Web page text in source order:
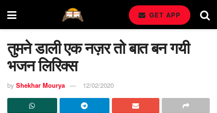
GET APP
तुमने डाली एक नज़र तो बात बन गयी
भजन लिरिक्स
by Shekhar Mourya 12/02/2020